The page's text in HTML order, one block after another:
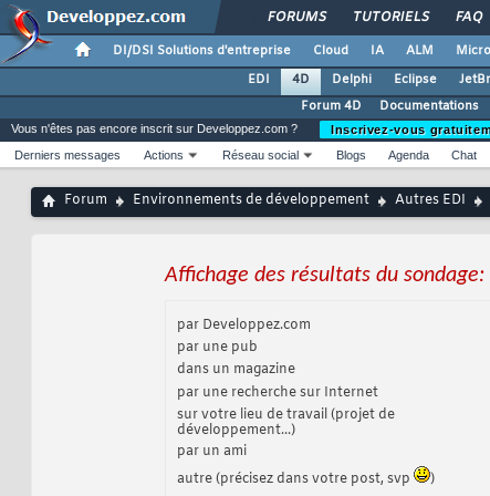
FORUMS TUTORIELS FAQ
DI/DSI Solutions d'entreprise Cloud IA ALM
EDI
4D Delphi Eclipse
Forum 4D
Documentations
Vous n'êtes pas encore inscrit sur Developpez.com ?
Inscrivez-vous
Derniers messages
Actions Réseau social Blogs Agenda Chat
Forum Environnements de développement Autres EDI
Affichage des résultats du sondage:
par Developpez.com
par une pub
dans un magazine
par une recherche sur Internet
sur votre lieu de travail (projet de
développement...)
par un ami
autre (précisez dans votre post, svp )